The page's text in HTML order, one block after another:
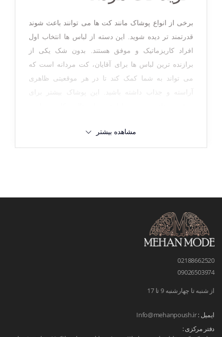
برخی از انواع پوشاک مانند کت ها می توانند باعث شوند
قدرتمند تر دیده شوید. این دسته از لباس ها انتخاب اول
افراد کاریزماتیک و موفق هستند. بدون شک یکی از
برازنده ترین لباس ها برای آقایان، کت مردانه است که
می تواند به شما کمک کند تا در هر موقعیتی ظاهری
آراسته و جذاب داشته باشید. این پوشاک بیشتر برای
تن شما بنشیند و متناسب با نیاز شما باشد، لازم است
اطلاعاتی در این زمینه کسب کنید.
کت‌های مردانه در انواع مختلفی تولید می‌شوند که هر
کدام کاربرد و ویژگی‌های خاص خود را دارند. برخی از
محبوب‌ترین انواع کت تک مردانه عبارتند از: کت ساده
مردانه، کت رسمی مردانه، کت کلاسیک مردانه، کت
اسپرت مردانه. کت ها معمولا از جنس الیاف طبیعی، پشم
، جین، کتان، لنین و ... تولید می شوند و در طرح و رنگ
سرمه ای، طوسی کمرنگ یا تیره، قهوه ای و کت چارخونه
از پر طرفدارترین آن ها به شمار می روند. در هنگام خرید
مشاهده بیشتر
02188662520
09026503974
از شنبه تا چهارشنبه 9 تا 17
ایمیل :Info@mehanpoush.ir
دفتر مرکزی :